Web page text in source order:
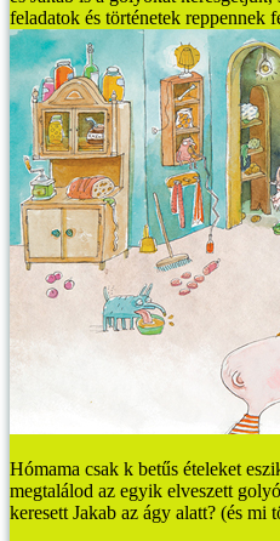
feladatok és történetek reppennek
Hómama csak k betűs ételeket
megtalálod az egyik elveszett
keresett Jakab az ágy alatt? (és